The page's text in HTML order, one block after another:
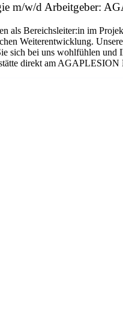
m/w/d Arbeitgeber:
als Bereichsleiter:in im
Weiterentwicklung.
sich bei uns wohlfühlen
direkt am